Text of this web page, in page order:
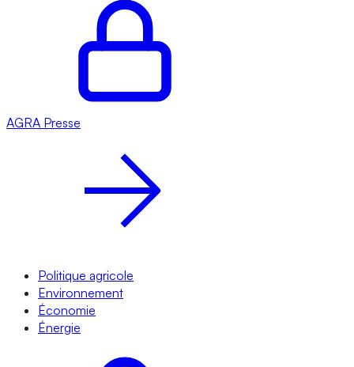
AGRA Presse
Politique agricole
Environnement
Économie
Énergie